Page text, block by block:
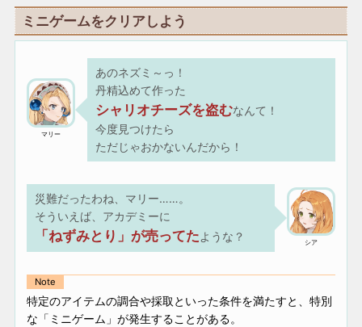
ミニゲームをクリアしよう
マリー
あのネズミ～っ！
丹精込めて作った
シャリオチーズを盗むなんて！
今度見つけたら
ただじゃおかないんだから！
災難だったわね、マリー……。
そういえば、アカデミーに
「ねずみとり」が売ってたような？ シア
Note
特定のアイテムの調合や採取といった条件を満たすと、特別
な「ミニゲーム」が発生することがある。